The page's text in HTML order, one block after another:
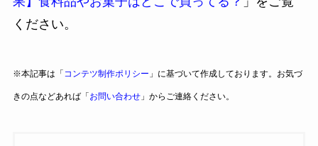
ください。
※本記事は「 コンテツ制作ポリシー 」に基づいて作成しております。お気づ
きの点などあれば「 お問い合わせ」からご連絡ください。